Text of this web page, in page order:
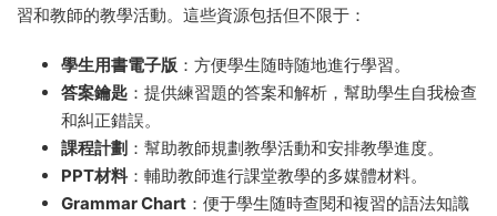
習和教師的教學活動。這些資源包括但不限于：
學生用書電子版 ：方便學生随時随地進行學習。
答案鑰匙 ：提供練習題的答案和解析，幫助學生自我檢查
和糾正錯誤。
課程計劃 ：幫助教師規劃教學活動和安排教學進度。
PPT材料 ：輔助教師進行課堂教學的多媒體材料。
Grammar Chart ：便于學生随時查閱和複習的語法知識